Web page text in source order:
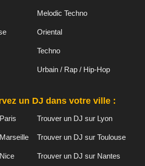
Melodic Techno
Oriental
Techno
Urbain / Rap / Hip-Hop
un DJ dans votre ville :
Trouver un DJ sur Lyon
Trouver un DJ sur Toulouse
Trouver un DJ sur Nantes